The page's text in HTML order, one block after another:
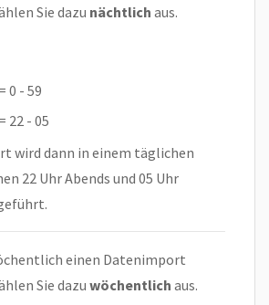
Sie dazu nächtlich aus.
0 - 59
22 - 05
wird dann in einem täglichen
22 Uhr Abends und 05 Uhr
einen Datenimport
Sie dazu wöchentlich aus.